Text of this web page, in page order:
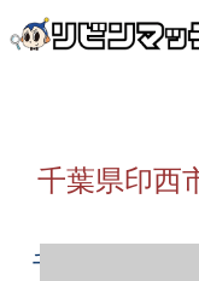
千葉県印西
千葉県印西市